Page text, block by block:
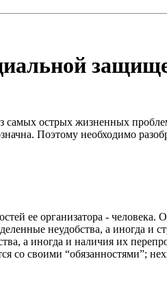
острых жизненных
Поэтому необходимо
ее организатора -
неудобства, а иногда и
а иногда и наличия их
со своими